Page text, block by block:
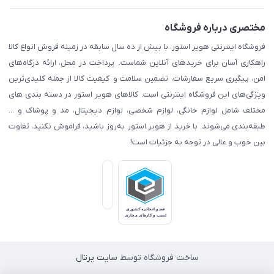
مختصری درباره فروشگاه
فروشگاه اینترنتی هویر استور، با بیش از ده سال سابقه در زمینه فروش انواع کالا
راهکاری آسان برای خریدهای آنلاین شماست. پرداخت در محل، ارائه درگاه‌های
امن، پیگیری سریع سفارشات، تضمین سلامت و کیفیت کالا از جمله کلیدی‌ترین
ویژگی‌های این فروشگاه اینترنتی است. کالاهای هویر استور در دسته بندی های
مختلف شامل لوازم خانگی، لوازم شخصی، لوازم دیجیتال، مد و پوشاک و ...
طبقه‌بندی می‌شوند. با خرید از هویر استور به‌روز باشید، فراموش نکنید، تفاوت
بین خوب و عالی در توجه به جزئیات است!
ساخت فروشگاه توسط سایت پرتال